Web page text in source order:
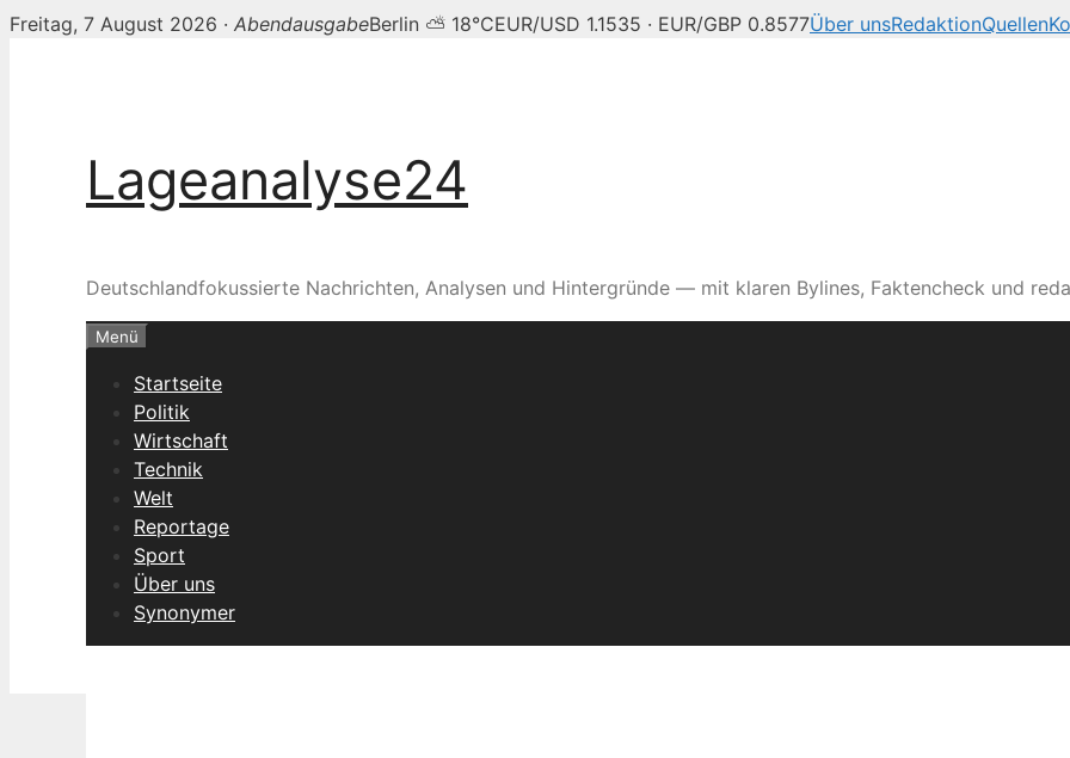
Freitag, 7 August 2026 · AbendausgabeBerlin ⛅ 18°CEUR/USD 1.1535 · EUR/GBP 0.8577Über unsRedaktionQuellen
Lageanalyse24
Deutschlandfokussierte Nachrichten, Analysen und Hintergründe — mit klaren Bylines, Faktencheck und
Menü
Startseite
Politik
Wirtschaft
Technik
Welt
Reportage
Sport
Über uns
Synonymer